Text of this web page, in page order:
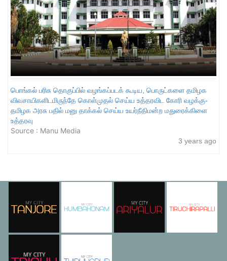
பொங்கல் பரிசு தொகுப்பில் வழங்கப்படக் கூடிய, பொருட்களை தமிழக
விவசாயிகளிடமிருந்தே கொள்முதல் செய்ய உத்தரவிட கோரி வழக்கு-
தமிழக அரசு பதில் மனு தாக்கல் செய்ய உயர்நீதிமன்ற மதுரைக்கிளை
உத்தரவு
Source : Manu Media
3 years ago